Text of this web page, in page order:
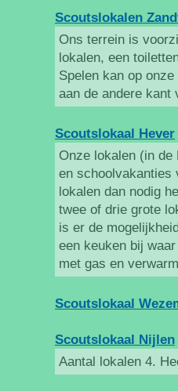
Scoutslokalen
Ons terrein is
lokalen, een
Spelen kan op
aan de andere kant
Scoutslokaal Hever
Onze lokalen (in
en schoolvakanties
lokalen dan nodig
twee of drie grote
is er de
een keuken bij
met gas en
Scoutslokaal
Scoutslokaal Nijlen
Aantal lokalen 4.